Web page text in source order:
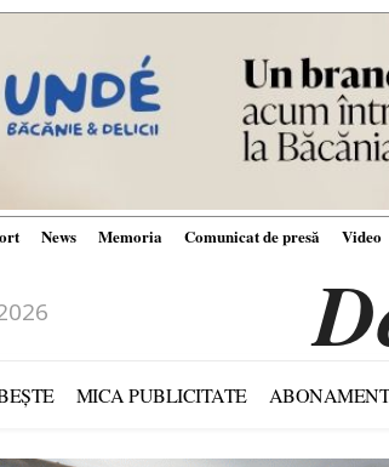
News Memoria Comunicat de presă Video
MICA PUBLICITATE